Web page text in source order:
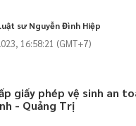
sư Nguyễn Đình Hiệp
16:58:21 (GMT+7)
giấy phép vệ sinh an
- Quảng Trị
ĐỐI TƯỢNG ĐƯỢC
SINH AN TOÀN THỰC
CƠ QUAN TIẾP
PHÉP VỆ SINH AN